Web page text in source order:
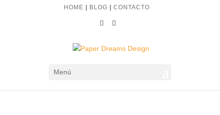
HOME BLOG CONTACTO
Menú